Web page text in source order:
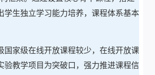
学生独立学习能力培养，课程体系基本
家级在线开放课程较少，在线开放课
教学项目为突破口，强力推进课程信